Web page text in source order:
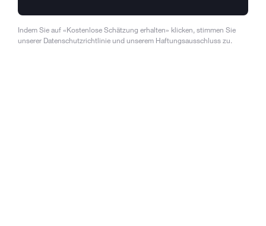
Indem Sie auf «Kostenlose Schätzung erhalten» klicken, stimmen Sie
unserer Datenschutzrichtlinie und unserem Haftungsausschluss zu.